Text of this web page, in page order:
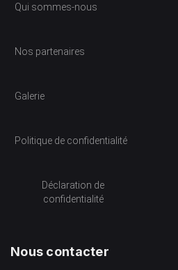
Qui sommes-nous
Nos partenaires
Galerie
Politique de confidentialité
Déclaration de
confidentialité
Nous contacter